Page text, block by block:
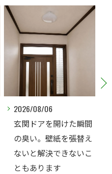
2026/08/06
床下にカビがあると言
われた…本当に全部防
カビ工事が必要です
か？